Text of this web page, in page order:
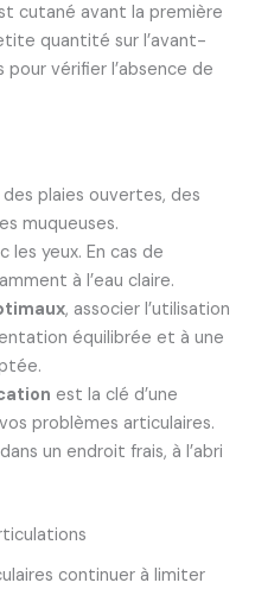
cutané avant la première
quantité sur l’avant-
vérifier l’absence de
plaies ouvertes, des
muqueuses.
les yeux. En cas de
à l’eau claire.
, associer l’utilisation
équilibrée et à une
est la clé d’une
problèmes articulaires.
un endroit frais, à l’abri
continuer à limiter